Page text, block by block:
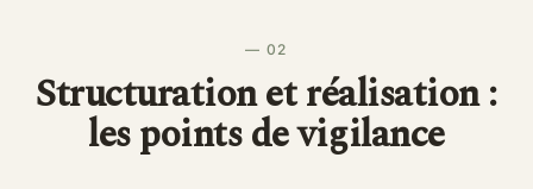
— 02
Structuration et réalisation :
les points de vigilance